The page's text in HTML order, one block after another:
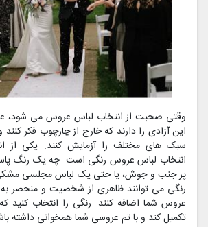
وقتی صحبت از انتخاب لباس عروس می شود،
این آزادی را دارند که خارج از چارچوب فکر
سبک های مختلف را آزمایش کنند. یکی از
انتخاب لباس عروس رنگی است. چه یک رنگ
پر جنب و جوش، یا حتی یک لباس مجلسی
رنگی می توانند ظاهری از شخصیت و منحصر به
عروس شما اضافه کنند. رنگی را انتخاب کنید
تکمیل کند و با تم عروسی شما همخوانی داشته